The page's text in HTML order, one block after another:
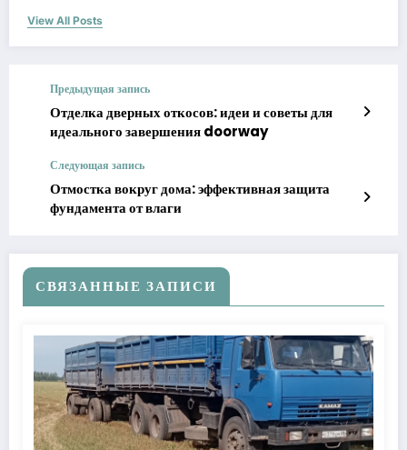
View All Posts
Предыдущая запись
Отделка дверных откосов: идеи и советы для
идеального завершения doorway
Следующая запись
Отмостка вокруг дома: эффективная защита
фундамента от влаги
СВЯЗАННЫЕ ЗАПИСИ